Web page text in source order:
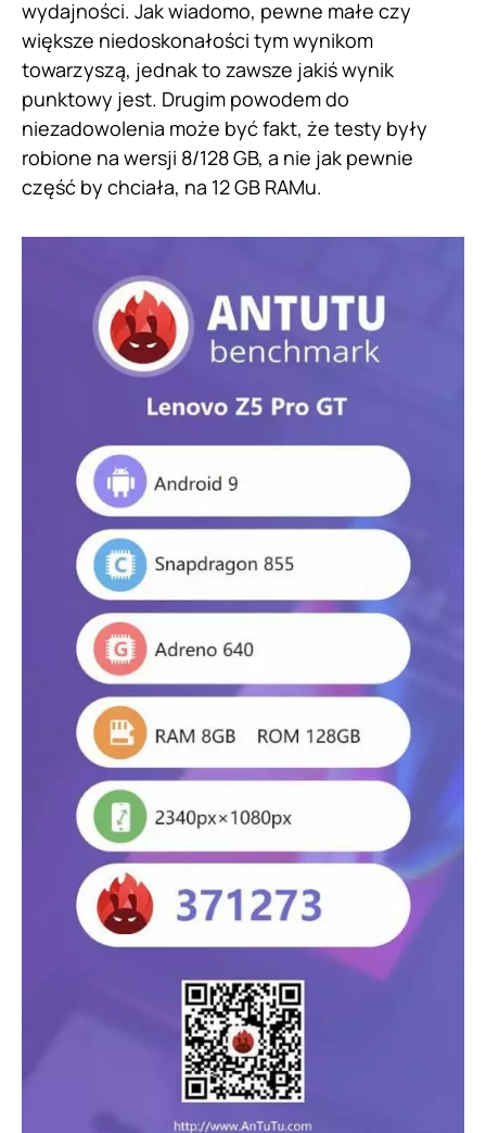
wydajności. Jak wiadomo, pewne małe czy
większe niedoskonałości tym wynikom
towarzyszą, jednak to zawsze jakiś wynik
punktowy jest. Drugim powodem do
niezadowolenia może być fakt, że testy były
robione na wersji 8/128 GB, a nie jak pewnie
część by chciała, na 12 GB RAMu.